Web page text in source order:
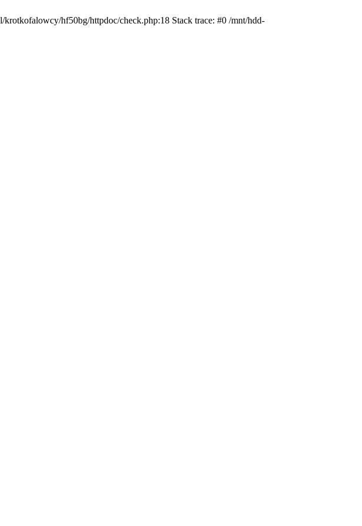
hf50bg/httpdoc/check.php:18 Stack trace: #0 /mnt/hdd-